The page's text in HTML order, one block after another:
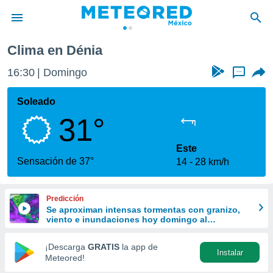
de
ha sido
calidad.
a este
las
y
forma
digital
basada
Clima en Dénia
16:30 Domingo ...
Soleado
31°
Sensación de 37°
Este
14
28 km/h
Predicción
Se aproximan intensas tormentas con granizo,
viento e inundaciones hoy domingo al
¡Descarga GRATIS la app de
Meteored!
Instalar